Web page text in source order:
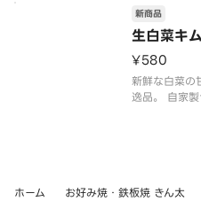
生白菜キ
新商品
¥580
新鮮な白菜の
逸品。 自家
ホーム お好み焼・鉄板焼 きん太